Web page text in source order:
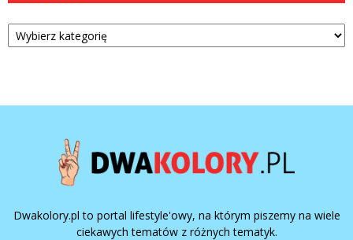
Kategorie
Dwakolory.pl to portal lifestyle'owy, na którym piszemy na wiele
ciekawych tematów z różnych tematyk.